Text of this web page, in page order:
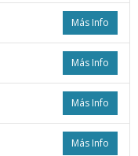
Más Info
Más Info
Más Info
Más Info